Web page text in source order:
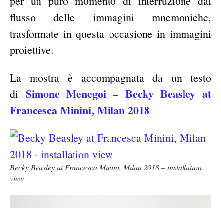
flusso delle immagini mnemoniche,
trasformate in questa occasione in immagini
proiettive.
La mostra è accompagnata da un testo
di Simone Menegoi – Becky Beasley at
Francesca Minini, Milan 2018
Becky Beasley at Francesca Minini, Milan 2018 – installation
view